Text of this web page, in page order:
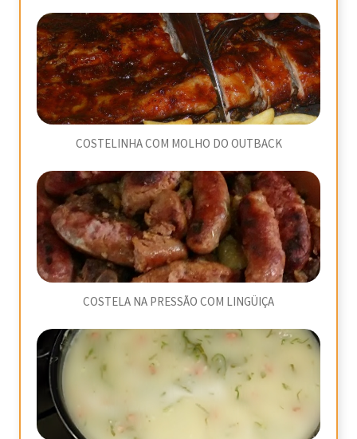
COSTELINHA COM MOLHO DO OUTBACK
COSTELA NA PRESSÃO COM LINGÜIÇA